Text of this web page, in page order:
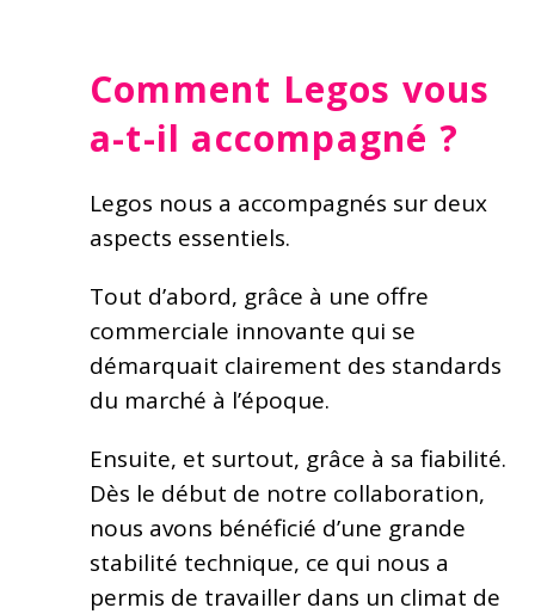
Comment Legos vous
a-t-il accompagné ?
Legos nous a accompagnés sur deux
aspects essentiels.
Tout d’abord, grâce à une offre
commerciale innovante qui se
démarquait clairement des standards
du marché à l’époque.
Ensuite, et surtout, grâce à sa fiabilité.
Dès le début de notre collaboration,
nous avons bénéficié d’une grande
stabilité technique, ce qui nous a
permis de travailler dans un climat de